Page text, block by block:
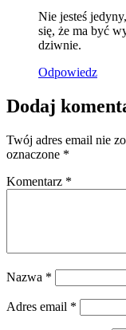
Nie jesteś
się, że ma być
dziwnie.
Odpowiedz
Dodaj
Twój adres email nie
oznaczone *
Komentarz *
Nazwa *
Adres email *